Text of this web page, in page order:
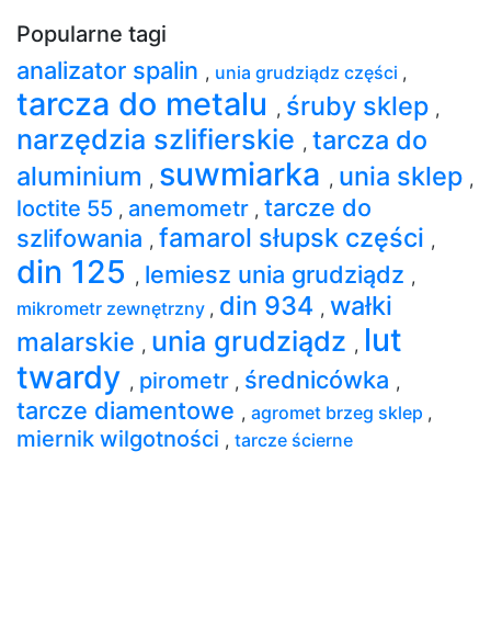
Popularne tagi
analizator spalin , unia grudziądz części ,
tarcza do metalu , śruby sklep ,
narzędzia szlifierskie , tarcza do
aluminium , suwmiarka , unia sklep ,
loctite 55 , anemometr , tarcze do
szlifowania , famarol słupsk części ,
din 125 , lemiesz unia grudziądz ,
mikrometr zewnętrzny , din 934 , wałki
malarskie , unia grudziądz , lut
twardy , pirometr , średnicówka ,
tarcze diamentowe , agromet brzeg sklep ,
miernik wilgotności , tarcze ścierne